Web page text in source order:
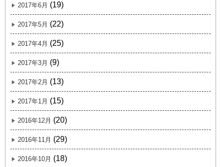
2017年6月 (19)
2017年5月 (22)
2017年4月 (25)
2017年3月 (9)
2017年2月 (13)
2017年1月 (15)
2016年12月 (20)
2016年11月 (29)
2016年10月 (18)